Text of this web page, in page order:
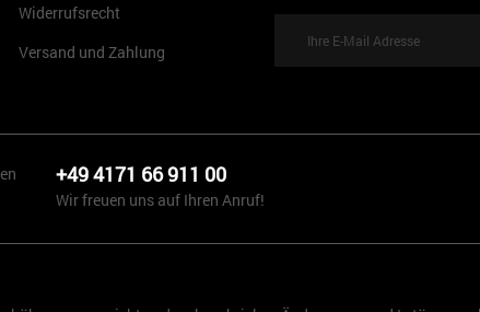
Widerrufsrecht
Versand und Zahlung
+49 4171 66 911 00
Wir freuen uns auf Ihren Anruf!